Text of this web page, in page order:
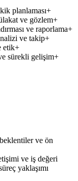
planlaması+
ve gözlem+
ve raporlama+
ve takip+
etik+
sürekli gelişim+
ve ön
ve iş değeri
yaklaşımı